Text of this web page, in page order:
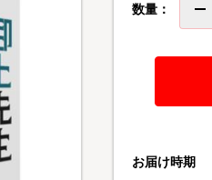
数量：
お届け時期